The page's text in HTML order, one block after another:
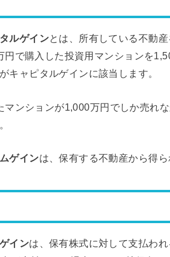
ルゲインとは、所有している不動
円で購入した投資用マンションを
キャピタルゲインに該当します。
ンションが1,000万円でしか売れ
ゲインは、保有する不動産から得
インは、保有株式に対して支払わ